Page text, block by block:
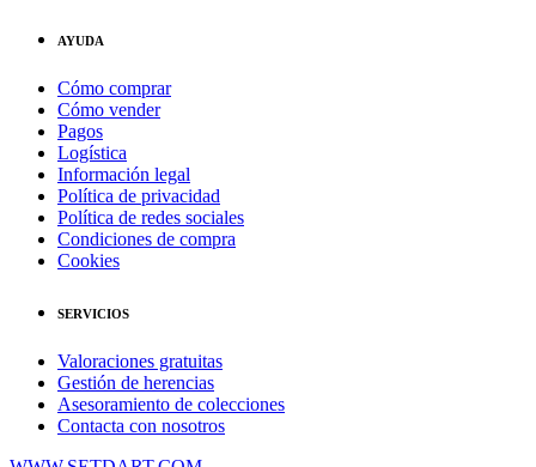
AYUDA
Cómo comprar
Cómo vender
Pagos
Logística
Información legal
Política de privacidad
Política de redes sociales
Condiciones de compra
Cookies
SERVICIOS
Valoraciones gratuitas
Gestión de herencias
Asesoramiento de colecciones
Contacta con nosotros